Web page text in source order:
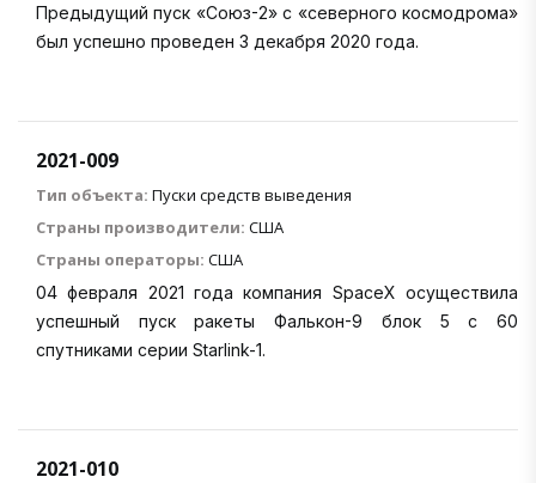
Предыдущий пуск «Союз-2» с «северного космодрома»
был успешно проведен 3 декабря 2020 года.
2021-009
Тип объекта: Пуски средств выведения
Страны производители: США
Страны операторы: США
04 февраля 2021 года компания SpaceX осуществила
успешный пуск ракеты Фалькон-9 блок 5 с 60
спутниками серии Starlink-1.
2021-010